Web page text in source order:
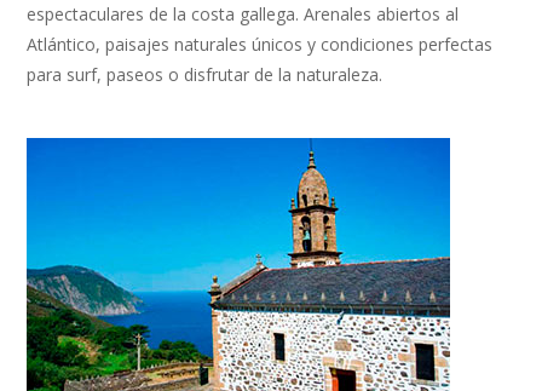
espectaculares de la costa gallega. Arenales abiertos al
Atlántico, paisajes naturales únicos y condiciones perfectas
para surf, paseos o disfrutar de la naturaleza.